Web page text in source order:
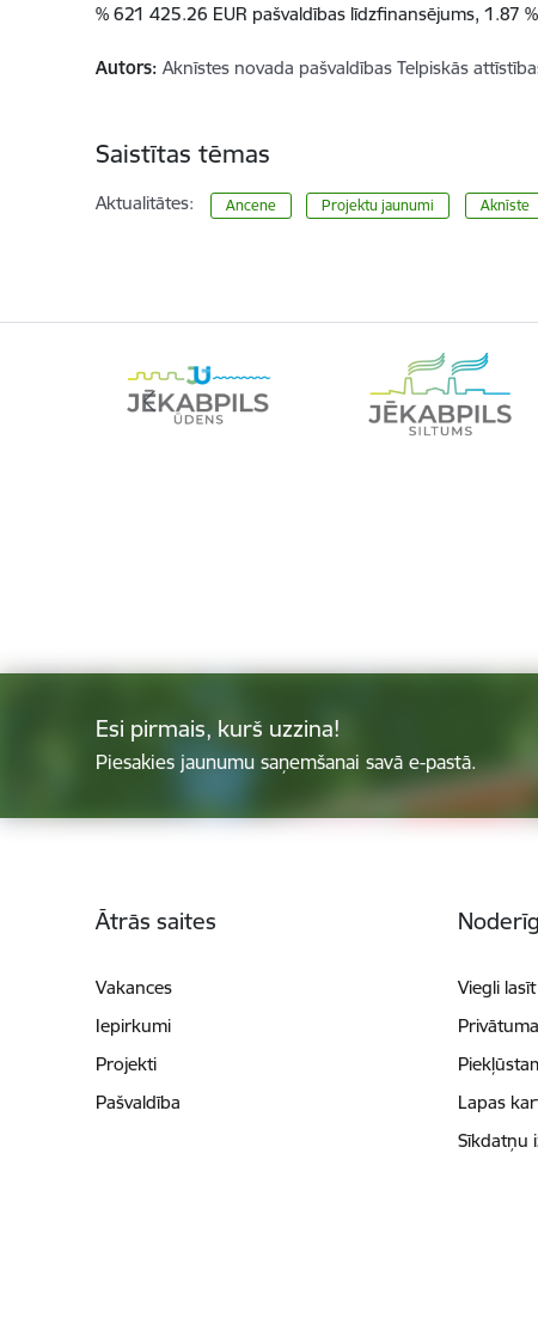
% 621 425.26 EUR pašvaldības līdzfinansējums, 1.87
Autors: Aknīstes novada pašvaldības Telpiskās
Saistītas tēmas
Aktualitātes: Ancene Projektu jaunumi Aknīste
Esi pirmais, kurš uzzina!
Piesakies jaunumu saņemšanai savā e-pastā.
Ātrās saites
Vakances
Iepirkumi
Projekti
Pašvaldība
Viegli lasīt
Lapas
Sīkdatņu